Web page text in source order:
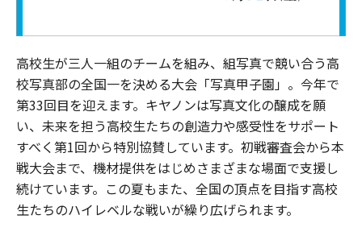
⾼校⽣が三⼈⼀組のチームを組み、組写真で競い合う⾼
校写真部の全国⼀を決める⼤会「写真甲⼦園」。今年で
第33回⽬を迎えます。キヤノンは写真⽂化の醸成を願
い、未来を担う⾼校⽣たちの創造⼒や感受性をサポート
すべく第1回から特別協賛しています。初戦審査会から本
戦⼤会まで、機材提供をはじめさまざまな場⾯で⽀援し
続けています。この夏もまた、全国の頂点を⽬指す⾼校
⽣たちのハイレベルな戦いが繰り広げられます。